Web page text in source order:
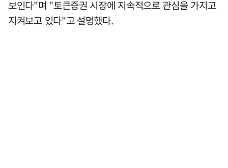
보인다"며 "토큰증권 시장에 지속적으로 관심을 가지고
지켜보고 있다"고 설명했다.